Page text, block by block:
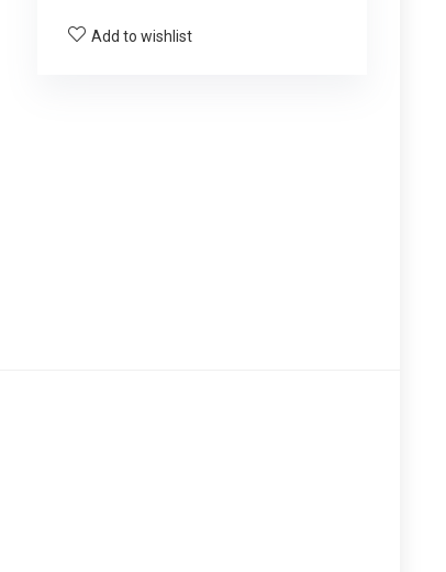
Add to wishlist